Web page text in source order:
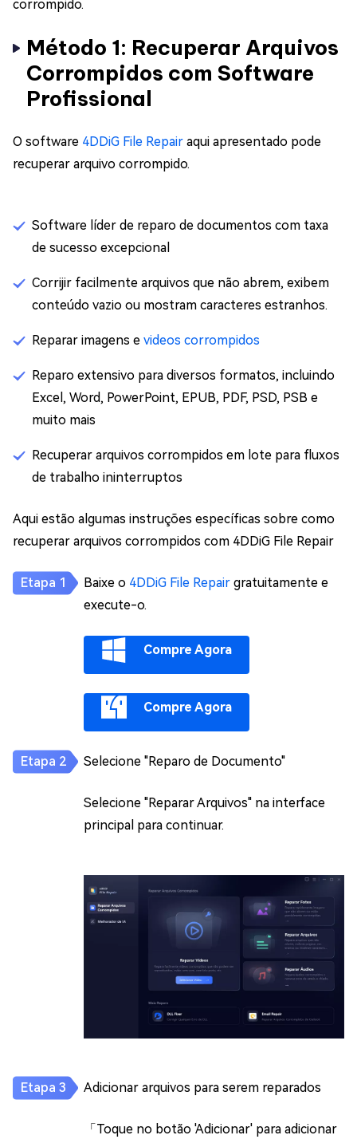
corrompido.
Método 1: Recuperar Arquivos
Corrompidos com Software
Profissional
O software 4DDiG File Repair aqui apresentado pode
recuperar arquivo corrompido.
Software líder de reparo de documentos com taxa
de sucesso excepcional
Corrijir facilmente arquivos que não abrem, exibem
conteúdo vazio ou mostram caracteres estranhos.
Reparar imagens e videos corrompidos
Reparo extensivo para diversos formatos, incluindo
Excel, Word, PowerPoint, EPUB, PDF, PSD, PSB e
muito mais
Recuperar arquivos corrompidos em lote para fluxos
de trabalho ininterruptos
Aqui estão algumas instruções específicas sobre como
recuperar arquivos corrompidos com 4DDiG File Repair
Baixe o 4DDiG File Repair gratuitamente e
execute-o.
Compre Agora
Compre Agora
Selecione "Reparo de Documento"
Selecione "Reparar Arquivos" na interface
principal para continuar.
Adicionar arquivos para serem reparados
「Toque no botão 'Adicionar' para adicionar